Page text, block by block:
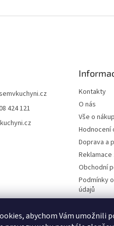
abychom Vám umožnili
424 121
Kontakty
O nás
Vše o
Hodnocení
Doprava a
Obchodní
Podmínky
údajů